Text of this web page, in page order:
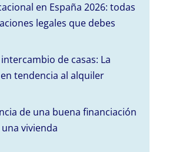
en España 2026: todas
legales que debes
de casas: La
tendencia al alquiler
de una buena financiación
vivienda